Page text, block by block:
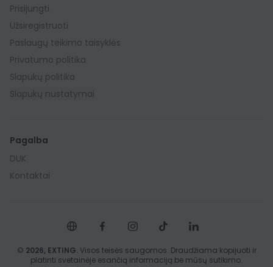
Prisijungti
Užsiregistruoti
Paslaugų teikimo taisyklės
Privatumo politika
Slapukų politika
Slapukų nustatymai
Pagalba
DUK
Kontaktai
© 2026, EXTING. Visos teisės saugomos. Draudžiama kopijuoti ir
platinti svetainėje esančią informaciją be mūsų sutikimo.